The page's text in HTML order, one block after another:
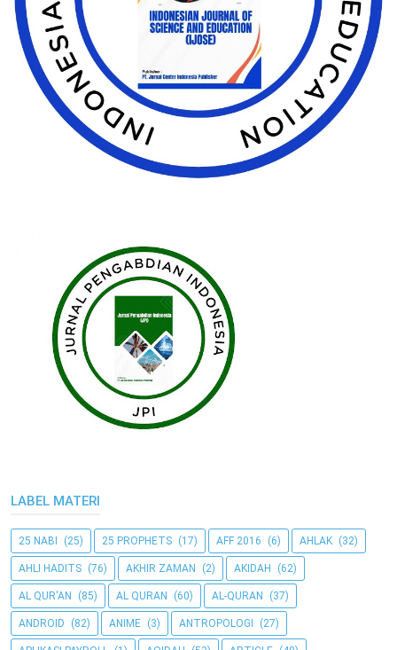
LABEL MATERI
25 NABI (25) 25 PROPHETS (17) AFF 2016 (6) AHLAK (32)
AHLI HADITS (76) AKHIR ZAMAN (2) AKIDAH (62)
AL QUR'AN (85) AL QURAN (60) AL-QURAN (37)
ANDROID (82) ANIME (3) ANTROPOLOGI (27)